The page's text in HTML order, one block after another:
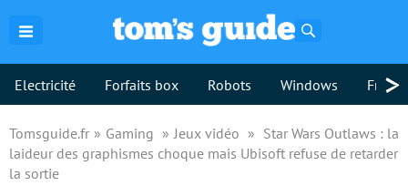
Electricité Forfaits box Robots Windows >
Tomsguide.fr Gaming Jeux vidéo
Star Wars Outlaws : la
laideur des graphismes choque mais Ubisoft refuse de retarder
la sortie